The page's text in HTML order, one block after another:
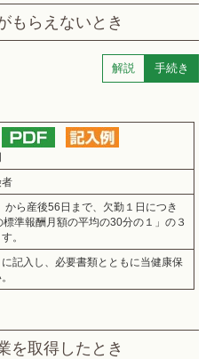
もらえないとき
解説 手続き
者
ら産後56日まで、欠勤１日につき
標準報酬月額の平均の30分の１」の３
。
に記入し、必要書類とともに当健康保
を取得したとき